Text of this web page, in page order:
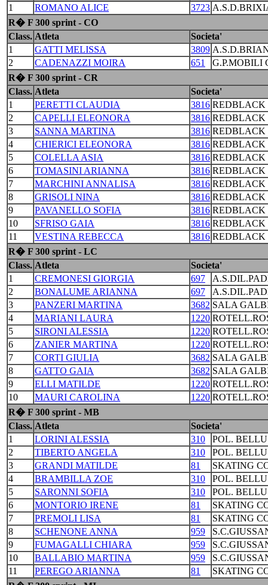
1
ROMANO ALICE 3723
R� F 300 sprint - CO
Class. Atleta
Societa'
1
GATTI MELISSA 3809
2
CADENAZZI MOIRA 651
G.P.MOBILI
R� F 300 sprint - CR
Class. Atleta
Societa'
1
PERETTI CLAUDIA 3816 REDBLACK
2
CAPELLI ELEONORA 3816 REDBLACK
3
SANNA MARTINA 3816 REDBLACK
4
CHIERICI ELEONORA 3816 REDBLACK
5
COLELLA ASIA 3816 REDBLACK
6
TOMASINI ARIANNA 3816 REDBLACK
7
MARCHINI ANNALISA 3816 REDBLACK
8
GRISOLI NINA 3816 REDBLACK
9
PAVANELLO SOFIA 3816 REDBLACK
10
SFRISO GAIA 3816 REDBLACK
11
VESTINA REBECCA 3816 REDBLACK
R� F 300 sprint - LC
Class. Atleta
Societa'
1
CREMONESI GIORGIA 697
2
BONALUME ARIANNA 697
3
PANZERI MARTINA 3682 SALA
4
MARIANI LAURA 1220
5
SIRONI ALESSIA 1220
6
ZANIER MARTINA 1220
7
CORTI GIULIA 3682 SALA
8
GATTO GAIA 3682 SALA
9
ELLI MATILDE 1220
10
MAURI CAROLINA 1220
R� F 300 sprint - MB
Class. Atleta
Societa'
1
LORINI ALESSIA 310
POL.
2
TIBERTO ANGELA 310
POL.
3
GRANDI MATILDE 81
SKATING
4
BRAMBILLA ZOE 310
POL.
5
SARONNI SOFIA 310
POL.
6
MONTORIO IRENE 81
SKATING
7
PREMOLI LISA 81
SKATING
8
SCHENONE ANNA 959
9
FUMAGALLI CHIARA 959
10
BALLABIO MARTINA 959
11
PEREGO ARIANNA 81
SKATING